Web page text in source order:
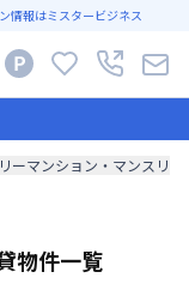
情報はミスタービジネス
ーマンション・マンスリ
物件一覧